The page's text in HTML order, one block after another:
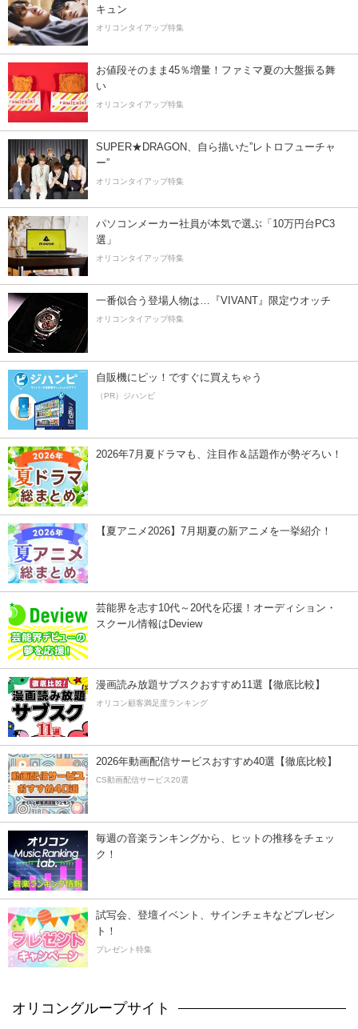
キュン
オリコンタイアップ特集
お値段そのまま45％増量！ファミマ夏の大盤振る舞
い
オリコンタイアップ特集
SUPER★DRAGON、自ら描いた”レトロフューチャ
ー”
オリコンタイアップ特集
パソコンメーカー社員が本気で選ぶ「10万円台PC3
選」
オリコンタイアップ特集
一番似合う登場人物は…『VIVANT』限定ウオッチ
オリコンタイアップ特集
自販機にピッ！ですぐに買えちゃう
（PR）ジハンピ
2026年7月夏ドラマも、注目作＆話題作が勢ぞろい！
【夏アニメ2026】7月期夏の新アニメを一挙紹介！
芸能界を志す10代～20代を応援！オーディション・
スクール情報はDeview
漫画読み放題サブスクおすすめ11選【徹底比較】
オリコン顧客満足度ランキング
2026年動画配信サービスおすすめ40選【徹底比較】
CS動画配信サービス20選
毎週の音楽ランキングから、ヒットの推移をチェッ
ク！
試写会、登壇イベント、サインチェキなどプレゼン
ト！
プレゼント特集
オリコングループサイト